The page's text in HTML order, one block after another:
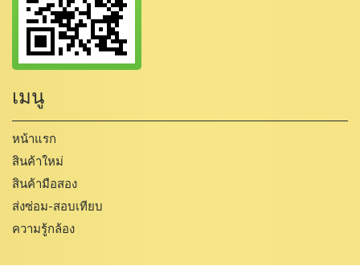
เมนู
หน้าแรก
สินค้าใหม่
สินค้ามือสอง
ส่งซ่อม-สอบเทียบ
ความรู้กล้อง